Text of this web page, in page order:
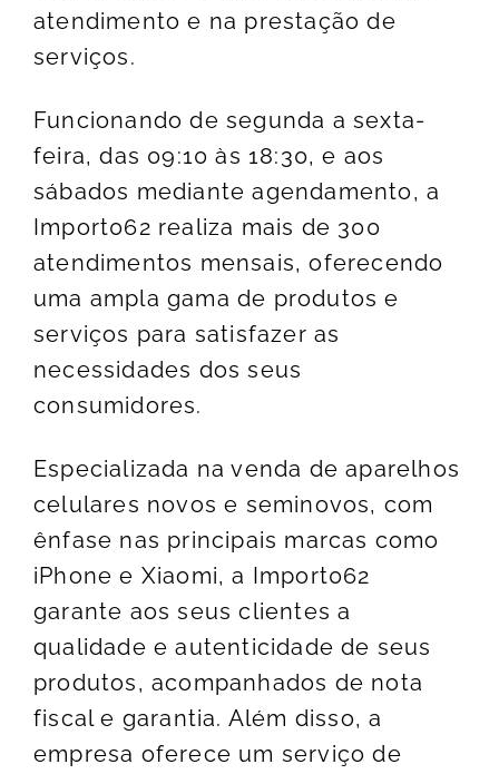
atendimento e na prestação de
serviços.
Funcionando de segunda a sexta-
feira, das 09:10 às 18:30, e aos
sábados mediante agendamento, a
Import062 realiza mais de 300
atendimentos mensais, oferecendo
uma ampla gama de produtos e
serviços para satisfazer as
necessidades dos seus
consumidores.
Especializada na venda de aparelhos
celulares novos e seminovos, com
ênfase nas principais marcas como
iPhone e Xiaomi, a Import062
garante aos seus clientes a
qualidade e autenticidade de seus
produtos, acompanhados de nota
fiscal e garantia. Além disso, a
empresa oferece um serviço de